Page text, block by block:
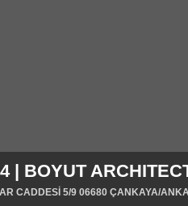
| BOYUT
CADDESİ 5/9 06680 ÇANKAYA/